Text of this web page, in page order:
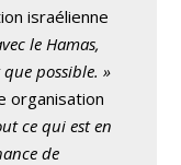
israélienne
le Hamas,
possible. »
organisation
ce qui est en
de